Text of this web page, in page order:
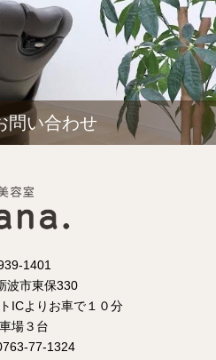
問い合わせ
1401
波市東保330
ICよりお車で１０分
場３台
77-1324